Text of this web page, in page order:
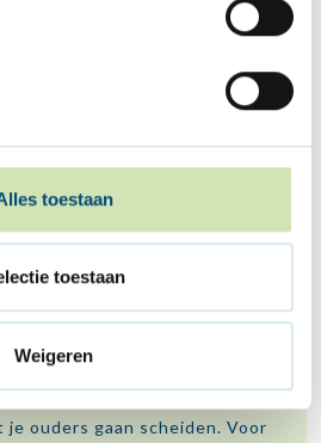
toestaan
toestaan
Weigeren
kan ik goed praten
Sofie
uit
je ouders gaan scheiden. Voor